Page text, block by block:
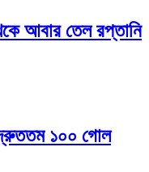
আবার তেল রপ্তানি
দ্রুততম ১০০ গোল